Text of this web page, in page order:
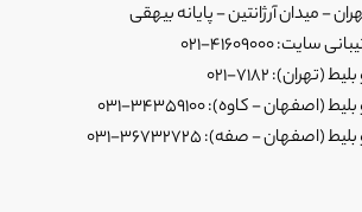
- میدان آرژانتین - پایانه بیهقی
41609000-021
7182-021
- کاوه): 34359100-031
(اصفهان - صفه): 36732725-031